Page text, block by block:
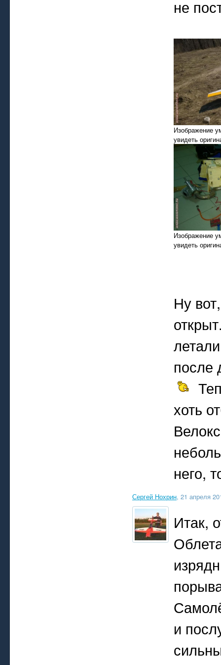
не
Изображение
увидеть
Изображение
увидеть
Ну
после
хоть
него,
Сергей Нохрин, 21 апреля
Итак,
и